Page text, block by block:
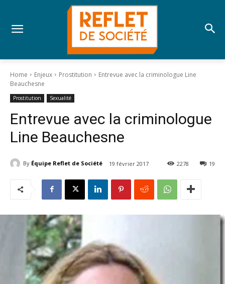
Home Enjeux Prostitution
Entrevue avec la criminologue Line
Beauchesne
Prostitution Sexualité
Entrevue avec la criminologue
Line Beauchesne
By Équipe Reflet de Société 19 février 2017 19
2278